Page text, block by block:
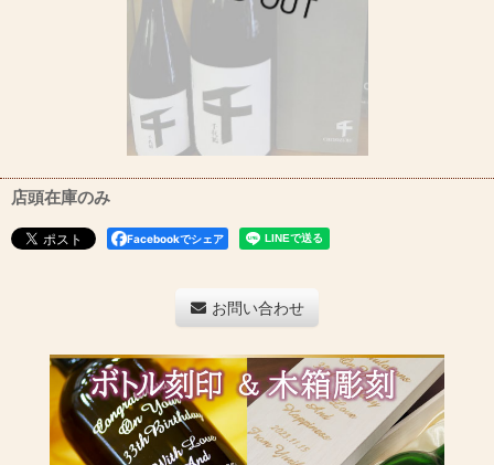
店頭在庫のみ
Facebookでシェア
お問い合わせ